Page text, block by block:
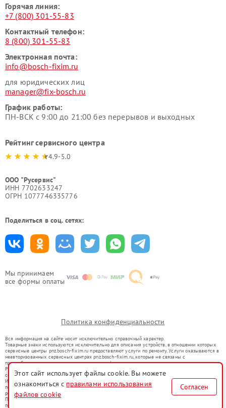
Мы принимаем
все формы оплаты
Горячая линия:
+7 (800) 301-55-83
Контактный телефон:
8 (800) 301-55-83
Электронная почта:
info@bosch-fixim.ru
для юридических лиц
manager@fix-bosch.ru
График работы:
ПН-ВСК с 9:00 до 21:00 без перерывов и выходных
Рейтинг сервисного центра
4.9-5.0
ООО "Русервис"
ИНН 7702633247
ОГРН 1077746335776
Поделиться в соц. сетях:
Политика конфиденциальности
Вся информация на сайте носит исключительно справочный характер.
Товарные знаки используются исключительно для описания устройств, в отношении которых
сервисные центры pnz.bosch-fixim.ru предоставляют услуги по ремонту. Услуги оказываются в
неавторизованных сервисных центрах pnz.bosch-fixim.ru, которые не связаны с
правообладателями товарных знаков или их официальными представителями.
Ремонт осуществляется для устройств, уже введенных в гражданский оборот в соответствии
со статьей 1487 ГК РФ.
Использование товарных знаков не преследует цели индивидуализации услуг или введения
потребителей в заблуждение, а служит для информирования о предоставляемых услугах по
ремонту техники указанных брендов.
Представленная на сайте информация не является публичной офертой, определяемой
положениями Статьи 437(2) Гражданского кодекса РФ
Этот сайт использует файлы cookie. Вы можете
ознакомиться с правилами использования
файлов cookie
Согласен